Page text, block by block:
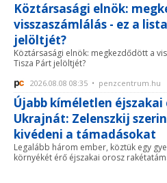
Köztársasági elnök:
visszaszámlálás - ez a
jelöltjét?
Köztársasági elnök: megkezdődött a
Tisza Párt jelöltjét?
2026.08.08 08:35 • penzcentrum.hu
Újabb kíméletlen éjszakai
Ukrajnát: Zelenszkij
kivédeni a támadásokat
Legalább három ember, köztük egy
környékét érő éjszakai orosz